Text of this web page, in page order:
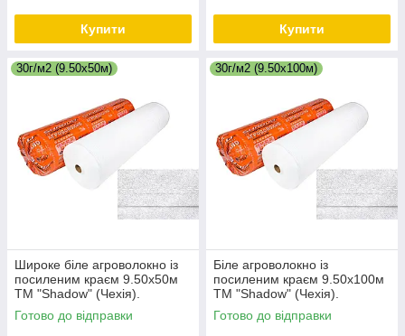
Купити Купити
30г/м2 (9.50х50м)
Широке біле агроволокно із
посиленим краєм 9.50х50м
ТМ "Shadow" (Чехія).
Щільність 30г/м2.
Готово до відправки
30г/м2 (9.50х100м)
Біле агроволокно із
посиленим краєм 9.50х100м
ТМ "Shadow" (Чехія).
Щільність 30г/м2.
Готово до відправки